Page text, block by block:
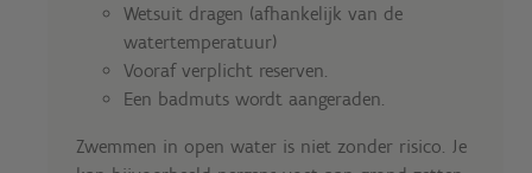
Wetsuit dragen (afhankelijk van de
watertemperatuur)
Vooraf verplicht reserven.
Een badmuts wordt aangeraden.
Zwemmen in open water is niet zonder risico. Je